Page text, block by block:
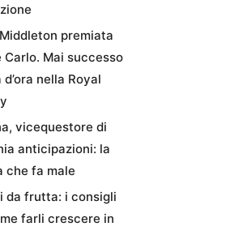
premiata
Carlo. Mai successo
d’ora nella Royal
vicequestore di
anticipazioni: la
che fa male
da frutta: i consigli
farli crescere in